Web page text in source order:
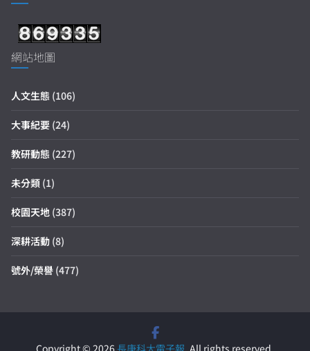
網站地圖
人文生態 (106)
大事紀要 (24)
教研動態 (227)
未分類 (1)
校園天地 (387)
深耕活動 (8)
號外/榮譽 (477)